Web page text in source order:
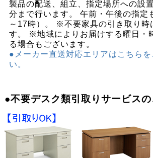
製品の配送、組立、指定場所への設
分まで行います。 午前・午後の指定
～17時）。 ※不要家具の引き取り時
す。 ※地域によりお届けする曜日・
る場合もございます。
●メーカー直送対応エリアはこちらを
い。
●不要デスク類引取りサービスの